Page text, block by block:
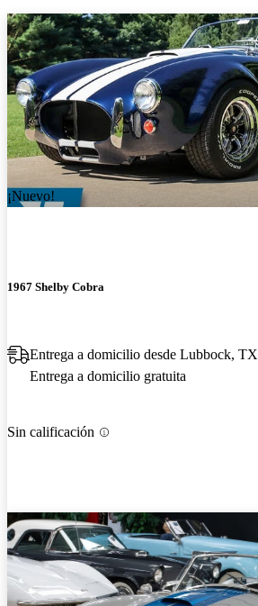
¡Nuevo!
1967 Shelby Cobra
Entrega a domicilio desde Lubbock, TX
Entrega a domicilio gratuita
Sin calificación